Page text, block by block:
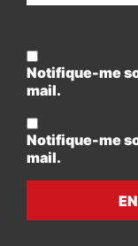
Notifique-me
mail.
Notifique-me
mail.